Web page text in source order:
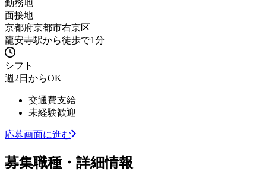
勤務地
面接地
京都府京都市右京区
龍安寺駅から徒歩で1分
シフト
週2日からOK
交通費支給
未経験歓迎
応募画面に進む
募集職種・詳細情報